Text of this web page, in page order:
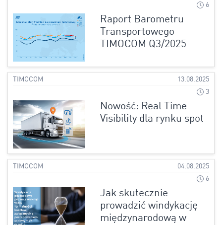
6
Raport Barometru
Transportowego
TIMOCOM Q3/2025
TIMOCOM
13.08.2025
3
Nowość: Real Time
Visibility dla rynku spot
TIMOCOM
04.08.2025
6
Jak skutecznie
prowadzić windykację
międzynarodową w